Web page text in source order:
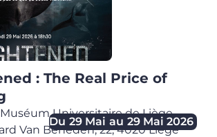
: The Real Price of
Du 29 Mai au 29 Mai 2026
Universitaire de Liège,
Van Beneden, 22,4020Liège